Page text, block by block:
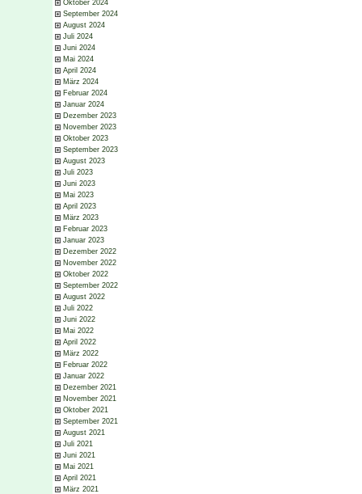
Oktober 2024
September 2024
August 2024
Juli 2024
Juni 2024
Mai 2024
April 2024
März 2024
Februar 2024
Januar 2024
Dezember 2023
November 2023
Oktober 2023
September 2023
August 2023
Juli 2023
Juni 2023
Mai 2023
April 2023
März 2023
Februar 2023
Januar 2023
Dezember 2022
November 2022
Oktober 2022
September 2022
August 2022
Juli 2022
Juni 2022
Mai 2022
April 2022
März 2022
Februar 2022
Januar 2022
Dezember 2021
November 2021
Oktober 2021
September 2021
August 2021
Juli 2021
Juni 2021
Mai 2021
April 2021
März 2021